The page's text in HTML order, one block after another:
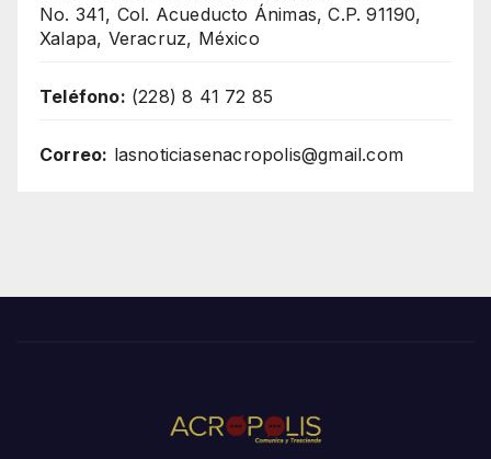
No. 341, Col. Acueducto Ánimas, C.P. 91190,
Xalapa, Veracruz, México
Teléfono: (228) 8 41 72 85
Correo: lasnoticiasenacropolis@gmail.com